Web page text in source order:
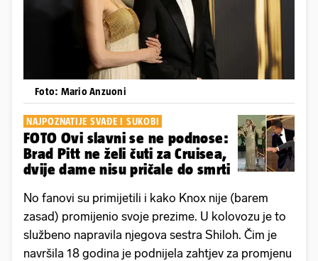
Foto: Mario Anzuoni
NAJPOZNATIJE SVAĐE I SUKOBI
FOTO Ovi slavni se ne podnose:
Brad Pitt ne želi čuti za Cruisea,
dvije dame nisu pričale do smrti
No fanovi su primijetili i kako Knox nije (barem
zasad) promijenio svoje prezime. U kolovozu je to
službeno napravila njegova sestra Shiloh. Čim je
navršila 18 godina je podnijela zahtjev za promjenu